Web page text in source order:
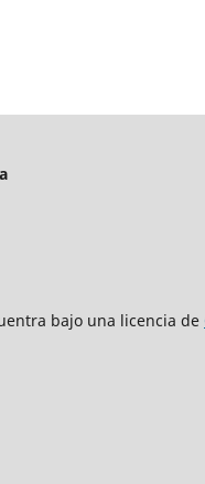
bajo una licencia de